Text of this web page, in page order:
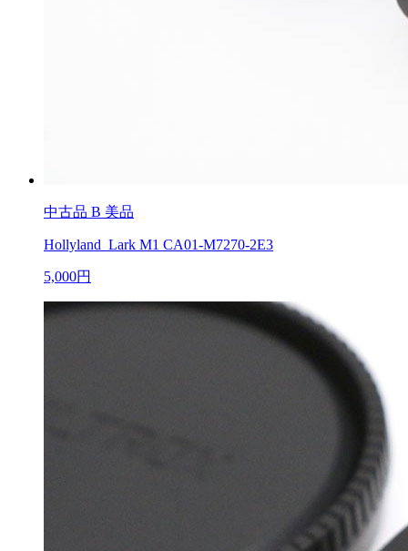
中古品 B 美品
Hollyland Lark M1 CA01-M7270-2E3
5,000円